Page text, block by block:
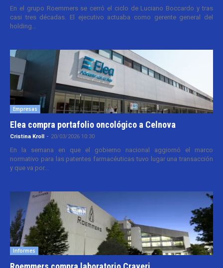
En el grupo Roemmers se cerró el ciclo de Luciano Boccardo y tras
casi tres décadas. El ejecutivo actuaba como gerente general del
holding...
Empresas
Elea compra portafolio oncológico a Celnova
Cristina Kroll - 20/03/2026 10:30
En la semana en que el gobierno nacional aggiornó el marco
normativo para las patentes farmacéuticas tuvo lugar una transacción
y que va por...
Informes